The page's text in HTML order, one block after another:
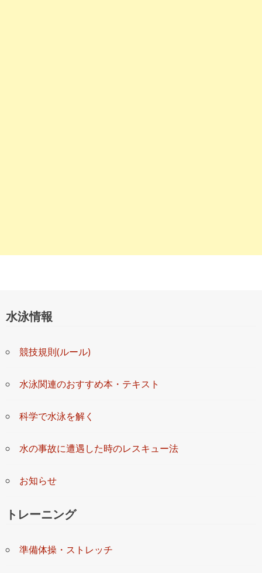
水泳情報
競技規則(ルール)
水泳関連のおすすめ本・テキスト
科学で水泳を解く
水の事故に遭遇した時のレスキュー法
お知らせ
トレーニング
準備体操・ストレッチ